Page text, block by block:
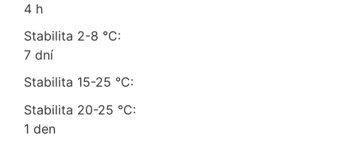
4 h
Stabilita 2-8 °C:
7 dní
Stabilita 15-25 °C:
Stabilita 20-25 °C:
1 den